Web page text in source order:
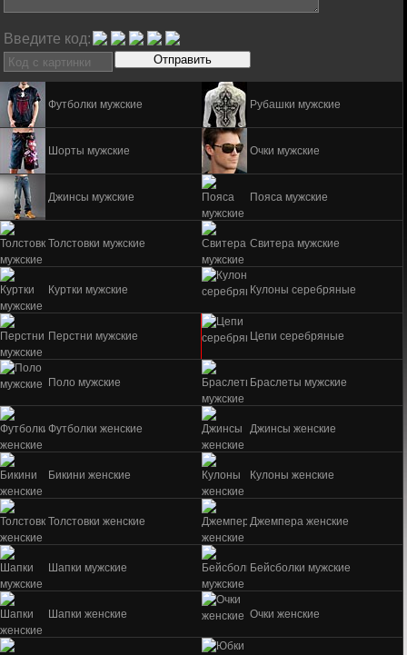
Футболки мужские Рубашки мужские
Шорты мужские Очки мужские
Джинсы мужские Пояса мужские
Толстовки мужские Свитера мужские
Куртки мужские Кулоны серебряные
Перстни мужские Цепи серебряные
Поло мужские Браслеты мужские
Футболки женские Джинсы женские
Бикини женские Кулоны женские
Толстовки женские Джемпера женские
Шапки мужские Бейсболки мужские
Шапки женские Очки женские
Введите код: